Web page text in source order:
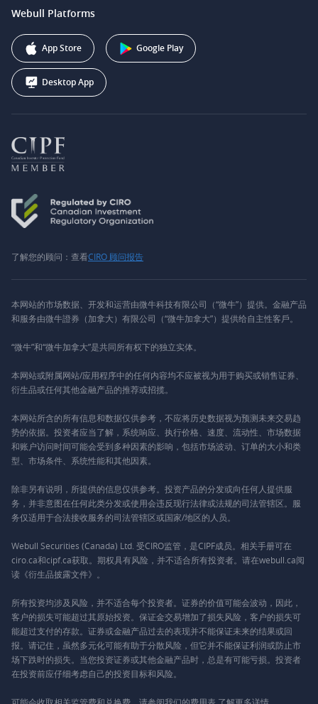
Webull Securities (Australia) Pty. Ltd.
Webull Corporation
support@webull.ca
+1 (888) 228-0958
Webull Platforms
App Store Google Play
Desktop App
了解您的顾问：查看CIRO 顾问报告
本网站的市场数据、开发和运营由微牛科技有限公司（“微牛”）提供。金融产品
和服务由微牛證券（加拿大）有限公司（“微牛加拿大”）提供给自主性客戶。
“微牛”和“微牛加拿大”是共同所有权下的独立实体。
本网站或附属网站/应用程序中的任何内容均不应被视为用于购买或销售证券、
衍生品或任何其他金融产品的推荐或招揽。
本网站所含的所有信息和数据仅供参考，不应将历史数据视为预测未来交易趋
势的依据。投资者应当了解，系统响应、执行价格、速度、流动性、市场数据
和账户访问时间可能会受到多种因素的影响，包括市场波动、订单的大小和类
型、市场条件、系统性能和其他因素。
除非另有说明，所提供的信息仅供参考。投资产品的分发或向任何人提供服
务，并非意图在任何此类分发或使用会违反现行法律或法规的司法管辖区。服
务仅适用于合法接收服务的司法管辖区或国家/地区的人员。
Webull Securities (Canada) Ltd. 受CIRO监管，是CIPF成员。相关手册可在
ciro.ca和cipf.ca获取。期权具有风险，并不适合所有投资者。请在webull.ca阅
读《衍生品披露文件》。
所有投资均涉及风险，并不适合每个投资者。证券的价值可能会波动，因此，
客户的损失可能超过其原始投资。保证金交易增加了损失风险，客户的损失可
能超过支付的存款。证券或金融产品过去的表现并不能保证未来的结果或回
报。请记住，虽然多元化可能有助于分散风险，但它并不能保证利润或防止市
场下跌时的损失。当您投资证券或其他金融产品时，总是有可能亏损。投资者
在投资前应仔细考虑自己的投资目标和风险。